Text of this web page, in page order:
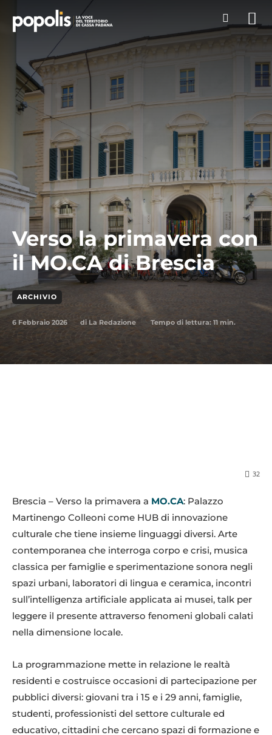
Verso la primavera con
il MO.CA di Brescia
ARCHIVIO
6 Febbraio 2026 di La Redazione Tempo di lettura: 11 min.
32
Brescia – Verso la primavera a MO.CA: Palazzo
Martinengo Colleoni come HUB di innovazione
culturale che tiene insieme linguaggi diversi. Arte
contemporanea che interroga corpo e crisi, musica
classica per famiglie e sperimentazione sonora negli
spazi urbani, laboratori di lingua e ceramica, incontri
sull’intelligenza artificiale applicata ai musei, talk per
leggere il presente attraverso fenomeni globali calati
nella dimensione locale.
La programmazione mette in relazione le realtà
residenti e costruisce occasioni di partecipazione per
pubblici diversi: giovani tra i 15 e i 29 anni, famiglie,
studenti, professionisti del settore culturale ed
educativo, cittadini che cercano spazi di formazione e